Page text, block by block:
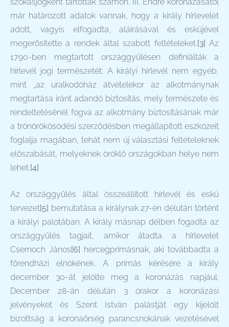
már határozott adatok vannak, hogy a király hírlevelet
adott, vagyis elfogadta, aláírásával és esküjével
megerősítette a rendek által szabott feltételeket.[3] Az
1790-ben megtartott országgyűlésen definiálták a
hírlevél jogi természetét: A királyi hírlevél nem egyéb,
mint „az uralkodóház átvételekor az alkotmánynak
megtartása iránt adandó biztosítás, mely természete és
rendeltetésénél fogva az alkotmány biztosításának már
a trónörökösödési szerződésben megállapított eszközeit
foglalja magában, tehát nem új választási feltételeknek
előszabását, melyeknek öröklő országokban helye nem
lehet.[4]
Az országgyűlés által összeállított hírlevél és eskü
tervezet[5] bemutatása a királynak 27-én délután történt
a királyi palotában. A király másnap délben fogadta az
országgyűlés tagjait, amikor átadta a hírlevelet
Csernoch János[6] hercegprímásnak, aki továbbadta a
főrendházi elnökének. A prímás kérésére a király
december 30-át jelölte meg a koronázás napjául.
December 28-án délután 3 órakor a koronázási
jelvényeket és Szent István palástját egy kijelölt
bizottság a koronaőrség parancsnokának vezetésével